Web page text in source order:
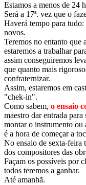
Estamos a menos de 24
Será a 17ª. vez que o
Haverá tempo para
novos.
Teremos no entanto que
estaremos a trabalhar
assim conseguiremos
que quanto mais
confraternizar.
Assim, estaremos em
"chek-in".
Como sabem, o ensaio
maestro dar entrada
montar o instrumento ou
é a hora de começar a
No ensaio de sexta-feira
dos compositores das
Façam os possíveis por
todos teremos a ganhar.
Até amanhã.